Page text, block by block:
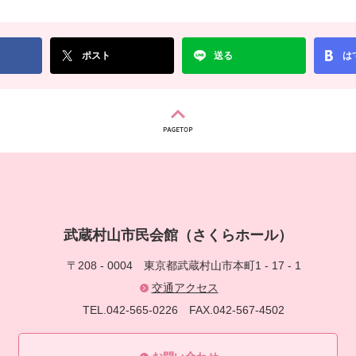
ポスト 送る は
武蔵村山市民会館（さくらホール）
〒208 - 0004 東京都武蔵村山市本町1 - 17 - 1
交通アクセス
TEL.042-565-0226 FAX.042-567-4502